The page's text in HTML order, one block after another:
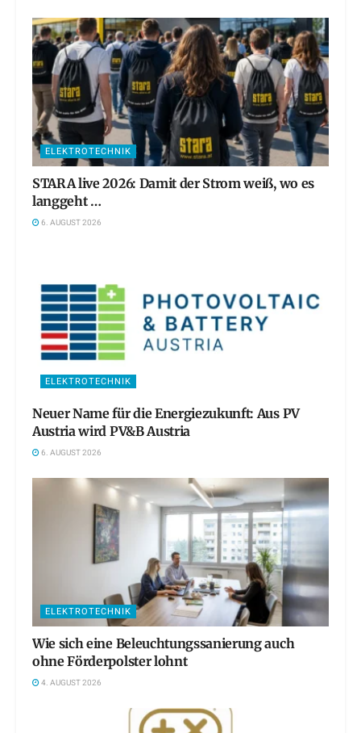
ELEKTROTECHNIK
STARA live 2026: Damit der Strom weiß, wo es
langgeht …
6. AUGUST 2026
ELEKTROTECHNIK
Neuer Name für die Energiezukunft: Aus PV
Austria wird PV&B Austria
6. AUGUST 2026
ELEKTROTECHNIK
Wie sich eine Beleuchtungssanierung auch
ohne Förderpolster lohnt
4. AUGUST 2026